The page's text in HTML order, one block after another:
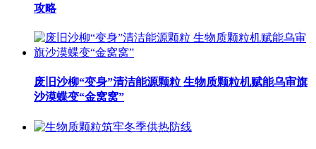
攻略
废旧沙柳“变身”清洁能源颗粒 生物质颗粒机赋能乌审旗
沙漠蝶变“金窝窝”